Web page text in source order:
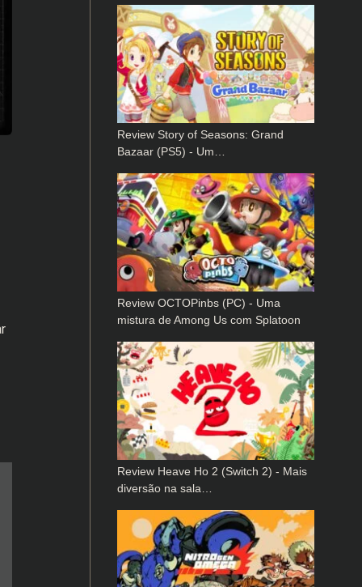
Review Story of Seasons: Grand
Bazaar (PS5) - Um…
Review OCTOPinbs (PC) - Uma
mistura de Among Us com Splatoon
Review Heave Ho 2 (Switch 2) - Mais
diversão na sala…